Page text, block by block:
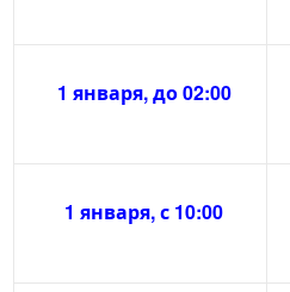
1 января, до 02:00
1 января, с 10:00